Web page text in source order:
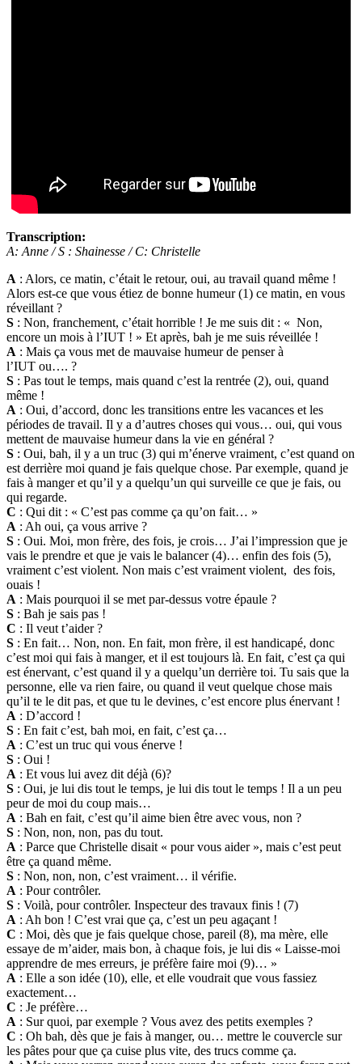
Transcription:
A: Anne / S : Shainesse / C: Christelle
A : Alors, ce matin, c’était le retour, oui, au travail quand même !
Alors est-ce que vous étiez de bonne humeur (1) ce matin, en vous
réveillant ?
S : Non, franchement, c’était horrible ! Je me suis dit : « Non,
encore un mois à l’IUT ! » Et après, bah je me suis réveillée !
A : Mais ça vous met de mauvaise humeur de penser à
l’IUT ou…. ?
S : Pas tout le temps, mais quand c’est la rentrée (2), oui, quand
même !
A : Oui, d’accord, donc les transitions entre les vacances et les
périodes de travail. Il y a d’autres choses qui vous… oui, qui vous
mettent de mauvaise humeur dans la vie en général ?
S : Oui, bah, il y a un truc (3) qui m’énerve vraiment, c’est quand on
est derrière moi quand je fais quelque chose. Par exemple, quand je
fais à manger et qu’il y a quelqu’un qui surveille ce que je fais, ou
qui regarde.
C : Qui dit : « C’est pas comme ça qu’on fait… »
A : Ah oui, ça vous arrive ?
S : Oui. Moi, mon frère, des fois, je crois… J’ai l’impression que je
vais le prendre et que je vais le balancer (4)… enfin des fois (5),
vraiment c’est violent. Non mais c’est vraiment violent, des fois,
ouais !
A : Mais pourquoi il se met par-dessus votre épaule ?
S : Bah je sais pas !
C : Il veut t’aider ?
S : En fait… Non, non. En fait, mon frère, il est handicapé, donc
c’est moi qui fais à manger, et il est toujours là. En fait, c’est ça qui
est énervant, c’est quand il y a quelqu’un derrière toi. Tu sais que la
personne, elle va rien faire, ou quand il veut quelque chose mais
qu’il te le dit pas, et que tu le devines, c’est encore plus énervant !
A : D’accord !
S : En fait c’est, bah moi, en fait, c’est ça…
A : C’est un truc qui vous énerve !
S : Oui !
A : Et vous lui avez dit déjà (6)?
S : Oui, je lui dis tout le temps, je lui dis tout le temps ! Il a un peu
peur de moi du coup mais…
A : Bah en fait, c’est qu’il aime bien être avec vous, non ?
S : Non, non, non, pas du tout.
A : Parce que Christelle disait « pour vous aider », mais c’est peut
être ça quand même.
S : Non, non, non, c’est vraiment… il vérifie.
A : Pour contrôler.
S : Voilà, pour contrôler. Inspecteur des travaux finis ! (7)
A : Ah bon ! C’est vrai que ça, c’est un peu agaçant !
C : Moi, dès que je fais quelque chose, pareil (8), ma mère, elle
essaye de m’aider, mais bon, à chaque fois, je lui dis « Laisse-moi
apprendre de mes erreurs, je préfère faire moi (9)… »
A : Elle a son idée (10), elle, et elle voudrait que vous fassiez
exactement…
C : Je préfère…
A : Sur quoi, par exemple ? Vous avez des petits exemples ?
C : Oh bah, dès que je fais à manger, ou… mettre le couvercle sur
les pâtes pour que ça cuise plus vite, des trucs comme ça.